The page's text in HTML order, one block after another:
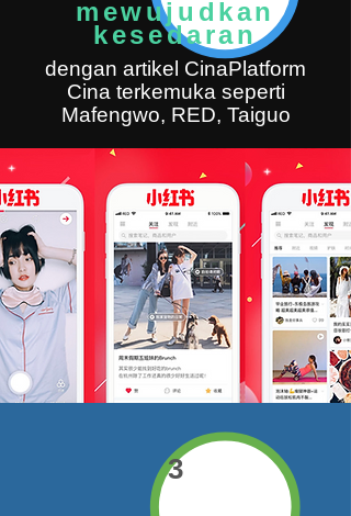
mewujudkan
kesedaran
dengan artikel CinaPlatform
Cina terkemuka seperti
Mafengwo, RED, Taiguo
3